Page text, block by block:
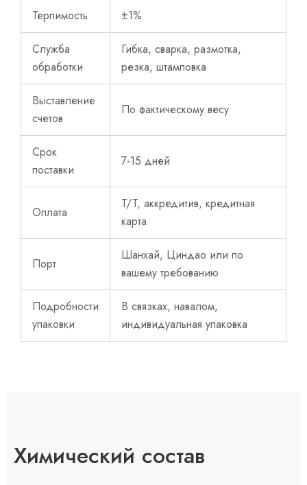
Терпимость ±1%
Служба
обработки
Гибка, сварка, размотка,
резка, штамповка
Выставление
счетов
По фактическому весу
Срок
поставки
7-15 дней
Оплата
T/T, аккредитив, кредитная
карта
Порт
Шанхай, Циндао или по
вашему требованию
Подробности
упаковки
В связках, навалом,
индивидуальная упаковка
Химический состав